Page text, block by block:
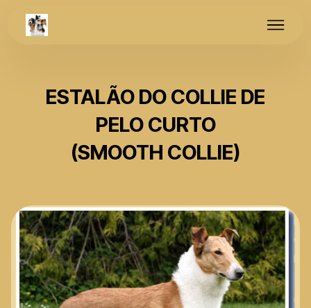
ESTALÃO DO COLLIE DE
PELO CURTO
(SMOOTH COLLIE)